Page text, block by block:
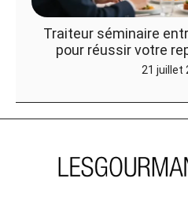
Traiteur séminaire
pour réussir votre
21 juillet